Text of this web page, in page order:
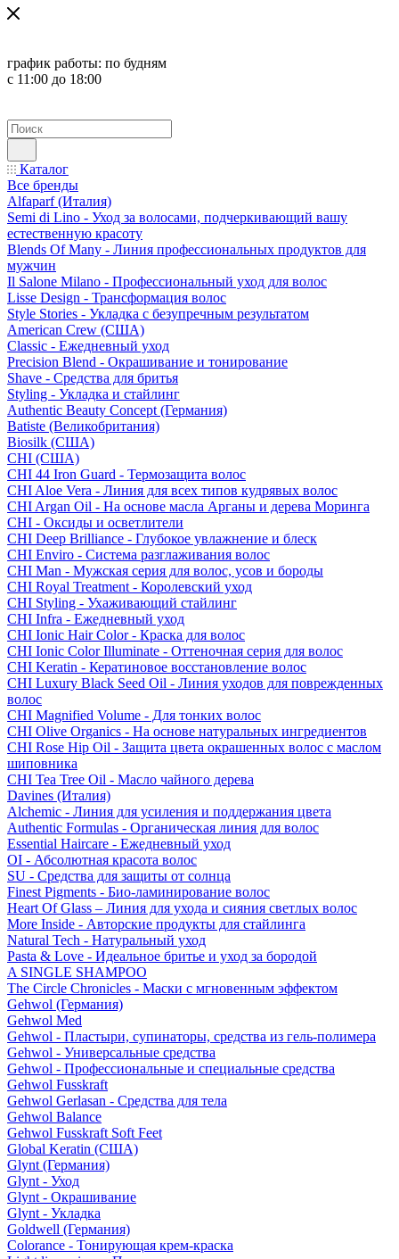
график работы: по будням
с 11:00 до 18:00
Каталог
Все бренды
Alfaparf (Италия)
Semi di Lino - Уход за волосами, подчеркивающий вашу
естественную красоту
Blends Of Many - Линия профессиональных продуктов для
мужчин
Il Salone Milano - Профессиональный уход для волос
Lisse Design - Трансформация волос
Style Stories - Укладка с безупречным результатом
American Crew (США)
Classic - Ежедневный уход
Precision Blend - Окрашивание и тонирование
Shave - Средства для бритья
Styling - Укладка и стайлинг
Authentic Beauty Concept (Германия)
Batiste (Великобритания)
Biosilk (США)
CHI (США)
CHI 44 Iron Guard - Термозащита волос
CHI Aloe Vera - Линия для всех типов кудрявых волос
CHI Argan Oil - На основе масла Арганы и дерева Моринга
CHI - Оксиды и осветлители
CHI Deep Brilliance - Глубокое увлажнение и блеск
CHI Enviro - Система разглаживания волос
CHI Man - Мужская серия для волос, усов и бороды
CHI Royal Treatment - Королевский уход
CHI Styling - Ухаживающий стайлинг
CHI Infra - Ежедневный уход
CHI Ionic Hair Color - Краска для волос
CHI Ionic Color Illuminate - Оттеночная серия для волос
CHI Keratin - Кератиновое восстановление волос
CHI Luxury Black Seed Oil - Линия уходов для поврежденных
волос
CHI Magnified Volume - Для тонких волос
CHI Olive Organics - На основе натуральных ингредиентов
CHI Rose Hip Oil - Защита цвета окрашенных волос с маслом
шиповника
CHI Tea Tree Oil - Масло чайного дерева
Davines (Италия)
Alchemic - Линия для усиления и поддержания цвета
Authentic Formulas - Органическая линия для волос
Essential Haircare - Eжедневный уход
OI - Абсолютная красота волос
SU - Средства для защиты от солнца
Finest Pigments - Био-ламинирование волос
Heart Of Glass – Линия для ухода и сияния светлых волос
More Inside - Авторские продукты для стайлинга
Natural Tech - Натуральный уход
Pasta & Love - Идеальное бритье и уход за бородой
A SINGLE SHAMPOO
The Circle Chronicles - Маски с мгновенным эффектом
Gehwol (Германия)
Gehwol Med
Gehwol - Пластыри, супинаторы, средства из гель-полимера
Gehwol - Универсальные средства
Gehwol - Профессиональные и специальные средства
Gehwol Fusskraft
Gehwol Gerlasan - Средства для тела
Gehwol Balance
Gehwol Fusskraft Soft Feet
Global Keratin (США)
Glynt (Германия)
Glynt - Уход
Glynt - Окрашивание
Glynt - Укладка
Goldwell (Германия)
Colorance - Тонирующая крем-краска